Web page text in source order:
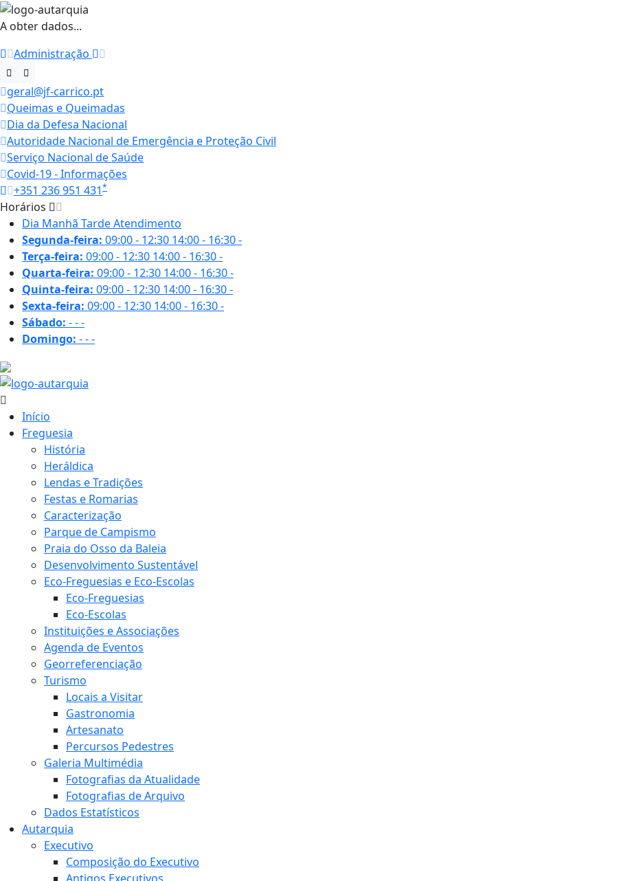
A obter dados...
Administração
geral@jf-carrico.pt
Queimas e Queimadas
Dia da Defesa Nacional
Autoridade Nacional de Emergência e Proteção Civil
Serviço Nacional de Saúde
Covid-19 - Informações
+351 236 951 431*
Horários
Dia Manhã TardeAtendimento
Segunda-feira: 09:00 - 12:30 14:00 - 16:30-
Terça-feira: 09:00 - 12:30 14:00 - 16:30-
Quarta-feira: 09:00 - 12:30 14:00 - 16:30-
Quinta-feira: 09:00 - 12:30 14:00 - 16:30-
Sexta-feira: 09:00 - 12:30 14:00 - 16:30-
Sábado: ---
Domingo: ---
Início
Freguesia
História
Heráldica
Lendas e Tradições
Festas e Romarias
Caracterização
Parque de Campismo
Praia do Osso da Baleia
Desenvolvimento Sustentável
Eco-Freguesias e Eco-Escolas
Eco-Freguesias
Eco-Escolas
Instituições e Associações
Agenda de Eventos
Georreferenciação
Turismo
Locais a Visitar
Gastronomia
Artesanato
Percursos Pedestres
Galeria Multimédia
Fotografias da Atualidade
Fotografias de Arquivo
Dados Estatísticos
Autarquia
Executivo
Composição do Executivo